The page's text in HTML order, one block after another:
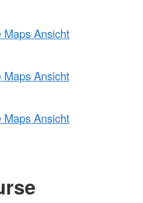
Maps Ansicht
Maps Ansicht
Maps Ansicht